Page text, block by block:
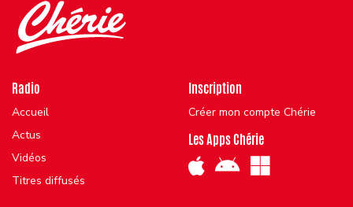
Radio
Accueil
Actus
Vidéos
Titres diffusés
Inscription
Créer mon compte Chérie
Les Apps Chérie